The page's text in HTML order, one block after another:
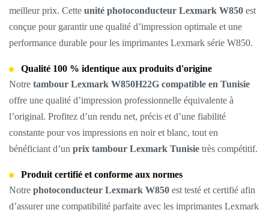
meilleur prix. Cette unité photoconducteur Lexmark W850 est
conçue pour garantir une qualité d’impression optimale et une
performance durable pour les imprimantes Lexmark série W850.
Qualité 100 % identique aux produits d'origine
Notre tambour Lexmark W850H22G compatible en Tunisie
offre une qualité d’impression professionnelle équivalente à
l’original. Profitez d’un rendu net, précis et d’une fiabilité
constante pour vos impressions en noir et blanc, tout en
bénéficiant d’un prix tambour Lexmark Tunisie très compétitif.
Produit certifié et conforme aux normes
Notre photoconducteur Lexmark W850 est testé et certifié afin
d’assurer une compatibilité parfaite avec les imprimantes Lexmark